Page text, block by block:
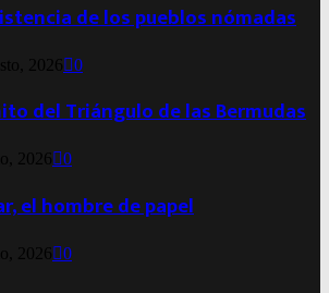
de los pueblos nómadas
2026 0
del Triángulo de las Bermudas
2026 0
el hombre de papel
2026 0